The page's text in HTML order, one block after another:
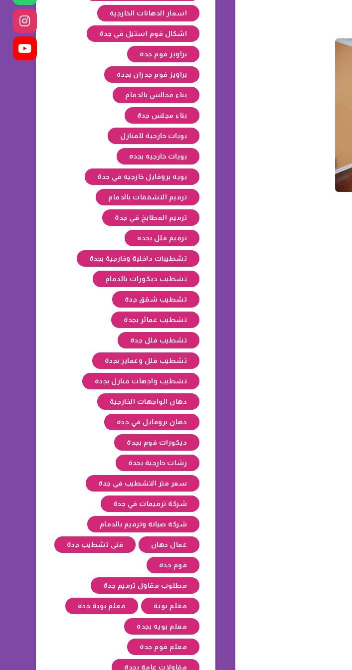
اسعار الدهانات الخارجية
اشكال فوم استيل في جدة
براويز فوم جدة
براويز فوم جدران بجده
بناء مجالس بالدمام
بناء مجلس جدة
بويات خارجية للمنازل
بويات خارجيه بجده
بويه بروفايل خارجيه في جدة
ترميم التشققات بالدمام
ترميم المطابخ في جدة
ترميم فلل بجده
تشطيبات داخلية وخارجية بجدة
تشطيب ديكورات بالدمام
تشطيب شقق جدة
تشطيب عمائر بجدة
تشطيب فلل جدة
تشطيب فلل وعماير بجدة
تشطيب واجهات منازل بجدة
دهان الواجهات الخارجية
دهان بروفايل في جدة
ديكورات فوم بجدة
رشات خارجية بجدة
سعر متر التشطيب في جدة
شركة ترميمات في جدة
شركة صيانة وترميم بالدمام
عمال دهان فني تشطيب جدة
فوم جدة
مطلوب مقاول ترميم جدة
معلم بوية معلم بوية جدة
معلم بويه بجده
معلم فوم جدة
مقاولات عامة بجدة